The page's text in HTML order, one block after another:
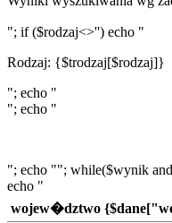
"; if ($rodzaj<>'') echo "
Rodzaj: {$trodzaj[$rodzaj]}
"; echo "
"; echo "
"; echo ""; while($wynik
echo "
wojew�dztwo